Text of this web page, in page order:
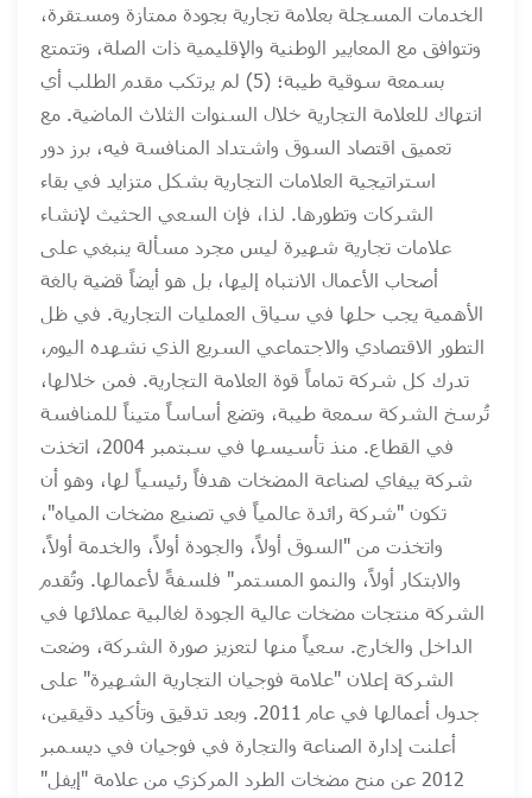
الخدمات المسجلة بعلامة تجارية بجودة ممتازة ومستقرة،
وتتوافق مع المعايير الوطنية والإقليمية ذات الصلة، وتتمتع
بسمعة سوقية طيبة؛ (5) لم يرتكب مقدم الطلب أي
انتهاك للعلامة التجارية خلال السنوات الثلاث الماضية. مع
تعميق اقتصاد السوق واشتداد المنافسة فيه، برز دور
استراتيجية العلامات التجارية بشكل متزايد في بقاء
الشركات وتطورها. لذا، فإن السعي الحثيث لإنشاء
علامات تجارية شهيرة ليس مجرد مسألة ينبغي على
أصحاب الأعمال الانتباه إليها، بل هو أيضاً قضية بالغة
الأهمية يجب حلها في سياق العمليات التجارية. في ظل
التطور الاقتصادي والاجتماعي السريع الذي نشهده اليوم،
تدرك كل شركة تماماً قوة العلامة التجارية. فمن خلالها،
تُرسخ الشركة سمعة طيبة، وتضع أساساً متيناً للمنافسة
في القطاع. منذ تأسيسها في سبتمبر 2004، اتخذت
شركة ييفاي لصناعة المضخات هدفاً رئيسياً لها، وهو أن
تكون "شركة رائدة عالمياً في تصنيع مضخات المياه"،
واتخذت من "السوق أولاً، والجودة أولاً، والخدمة أولاً،
والابتكار أولاً، والنمو المستمر" فلسفةً لأعمالها. وتُقدم
الشركة منتجات مضخات عالية الجودة لغالبية عملائها في
الداخل والخارج. سعياً منها لتعزيز صورة الشركة، وضعت
الشركة إعلان "علامة فوجيان التجارية الشهيرة" على
جدول أعمالها في عام 2011. وبعد تدقيق وتأكيد دقيقين،
أعلنت إدارة الصناعة والتجارة في فوجيان في ديسمبر
2012 عن منح مضخات الطرد المركزي من علامة "إيفل"